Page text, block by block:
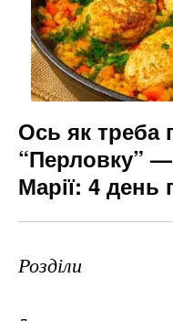
Ось як треба
“Перловку” —
Марії: 4
Розділи